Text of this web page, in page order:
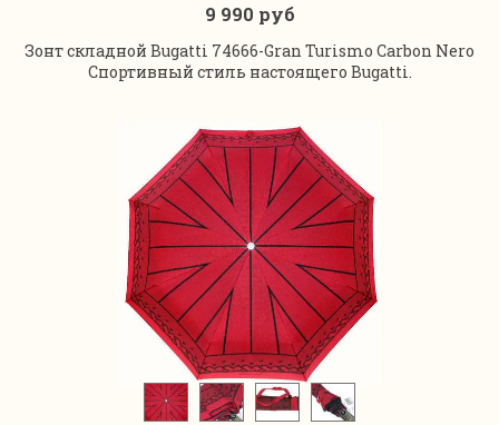
9 990 руб
Зонт складной Bugatti 74666-Gran Turismo Carbon Nero
Спортивный стиль настоящего Bugatti.